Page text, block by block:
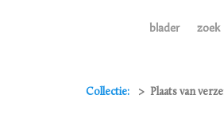
blader zoek
Collectie: Plaats van